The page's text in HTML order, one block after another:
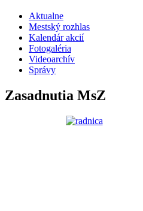
Aktualne
Mestský rozhlas
Kalendár akcií
Fotogaléria
Videoarchív
Správy
Zasadnutia MsZ